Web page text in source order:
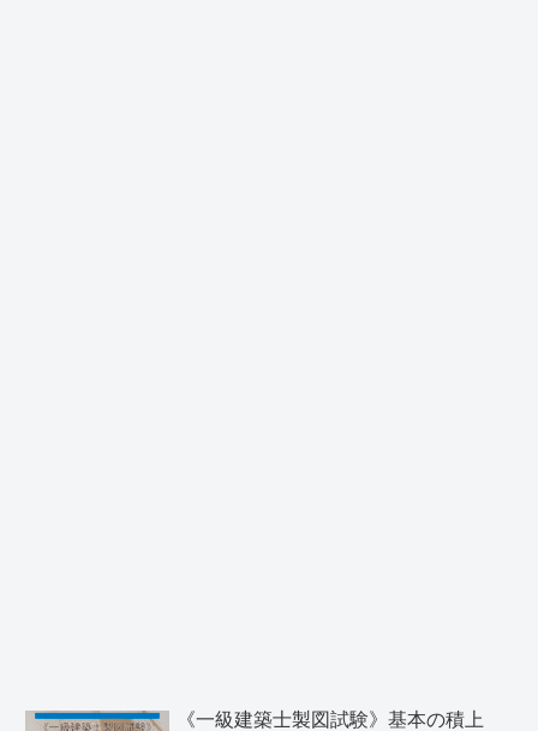
《一級建築士製図試験》基本の積上